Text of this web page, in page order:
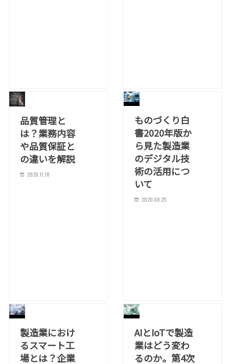
品質管理と
は？業務内容
や品質保証と
の違いを解説
2020.11.18
ものづくり白
書2020年版か
ら見た製造業
のデジタル技
術の活用につ
いて
2020.08.25
製造業におけ
るスマート工
場とは？企業
AIとIoTで製造
業はどう変わ
るのか。第4次